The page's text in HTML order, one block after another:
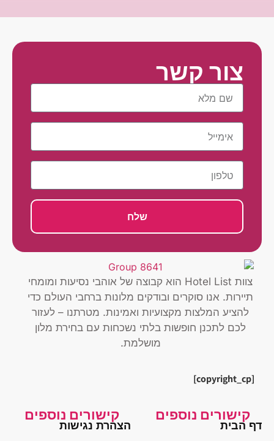
צור קשר
שלח
צוות Hotel List הוא קבוצה של אוהבי נסיעות ומומחי
תיירות. אנו סוקרים ובודקים מלונות ברחבי העולם כדי
להציע המלצות מקצועיות ואמינות. מטרתנו – לעזור
לכם לתכנן חופשות בלתי נשכחות עם בחירת מלון
מושלמת.
[copyright_cp]
קישורים נוספים
דף הבית
קישורים נוספים
הצהרת נגישות